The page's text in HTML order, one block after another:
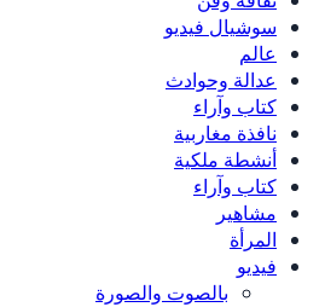
سوشيال فيديو
عالم
عدالة وحوادث
كتاب وآراء
نافذة مغاربية
أنشطة ملكية
كتاب وآراء
مشاهير
المرأة
فيديو
بالصوت والصورة